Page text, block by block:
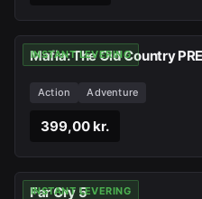
INSTANT LEVERING
Mafia: The Old Country
Action Adventure
399,00 kr.
INSTANT LEVERING
Far Cry 5